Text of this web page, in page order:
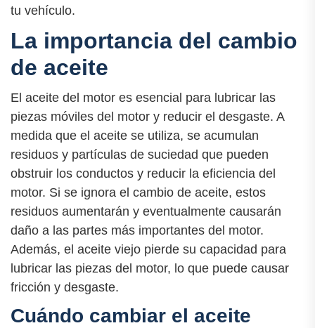
tu vehículo.
La importancia del cambio
de aceite
El aceite del motor es esencial para lubricar las
piezas móviles del motor y reducir el desgaste. A
medida que el aceite se utiliza, se acumulan
residuos y partículas de suciedad que pueden
obstruir los conductos y reducir la eficiencia del
motor. Si se ignora el cambio de aceite, estos
residuos aumentarán y eventualmente causarán
daño a las partes más importantes del motor.
Además, el aceite viejo pierde su capacidad para
lubricar las piezas del motor, lo que puede causar
fricción y desgaste.
Cuándo cambiar el aceite